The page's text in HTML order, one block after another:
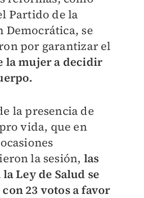
Partido de la
Democrática, se
por garantizar el
la mujer a decidir
la presencia de
vida, que en
la sesión, las
Ley de Salud se
23 votos a favor